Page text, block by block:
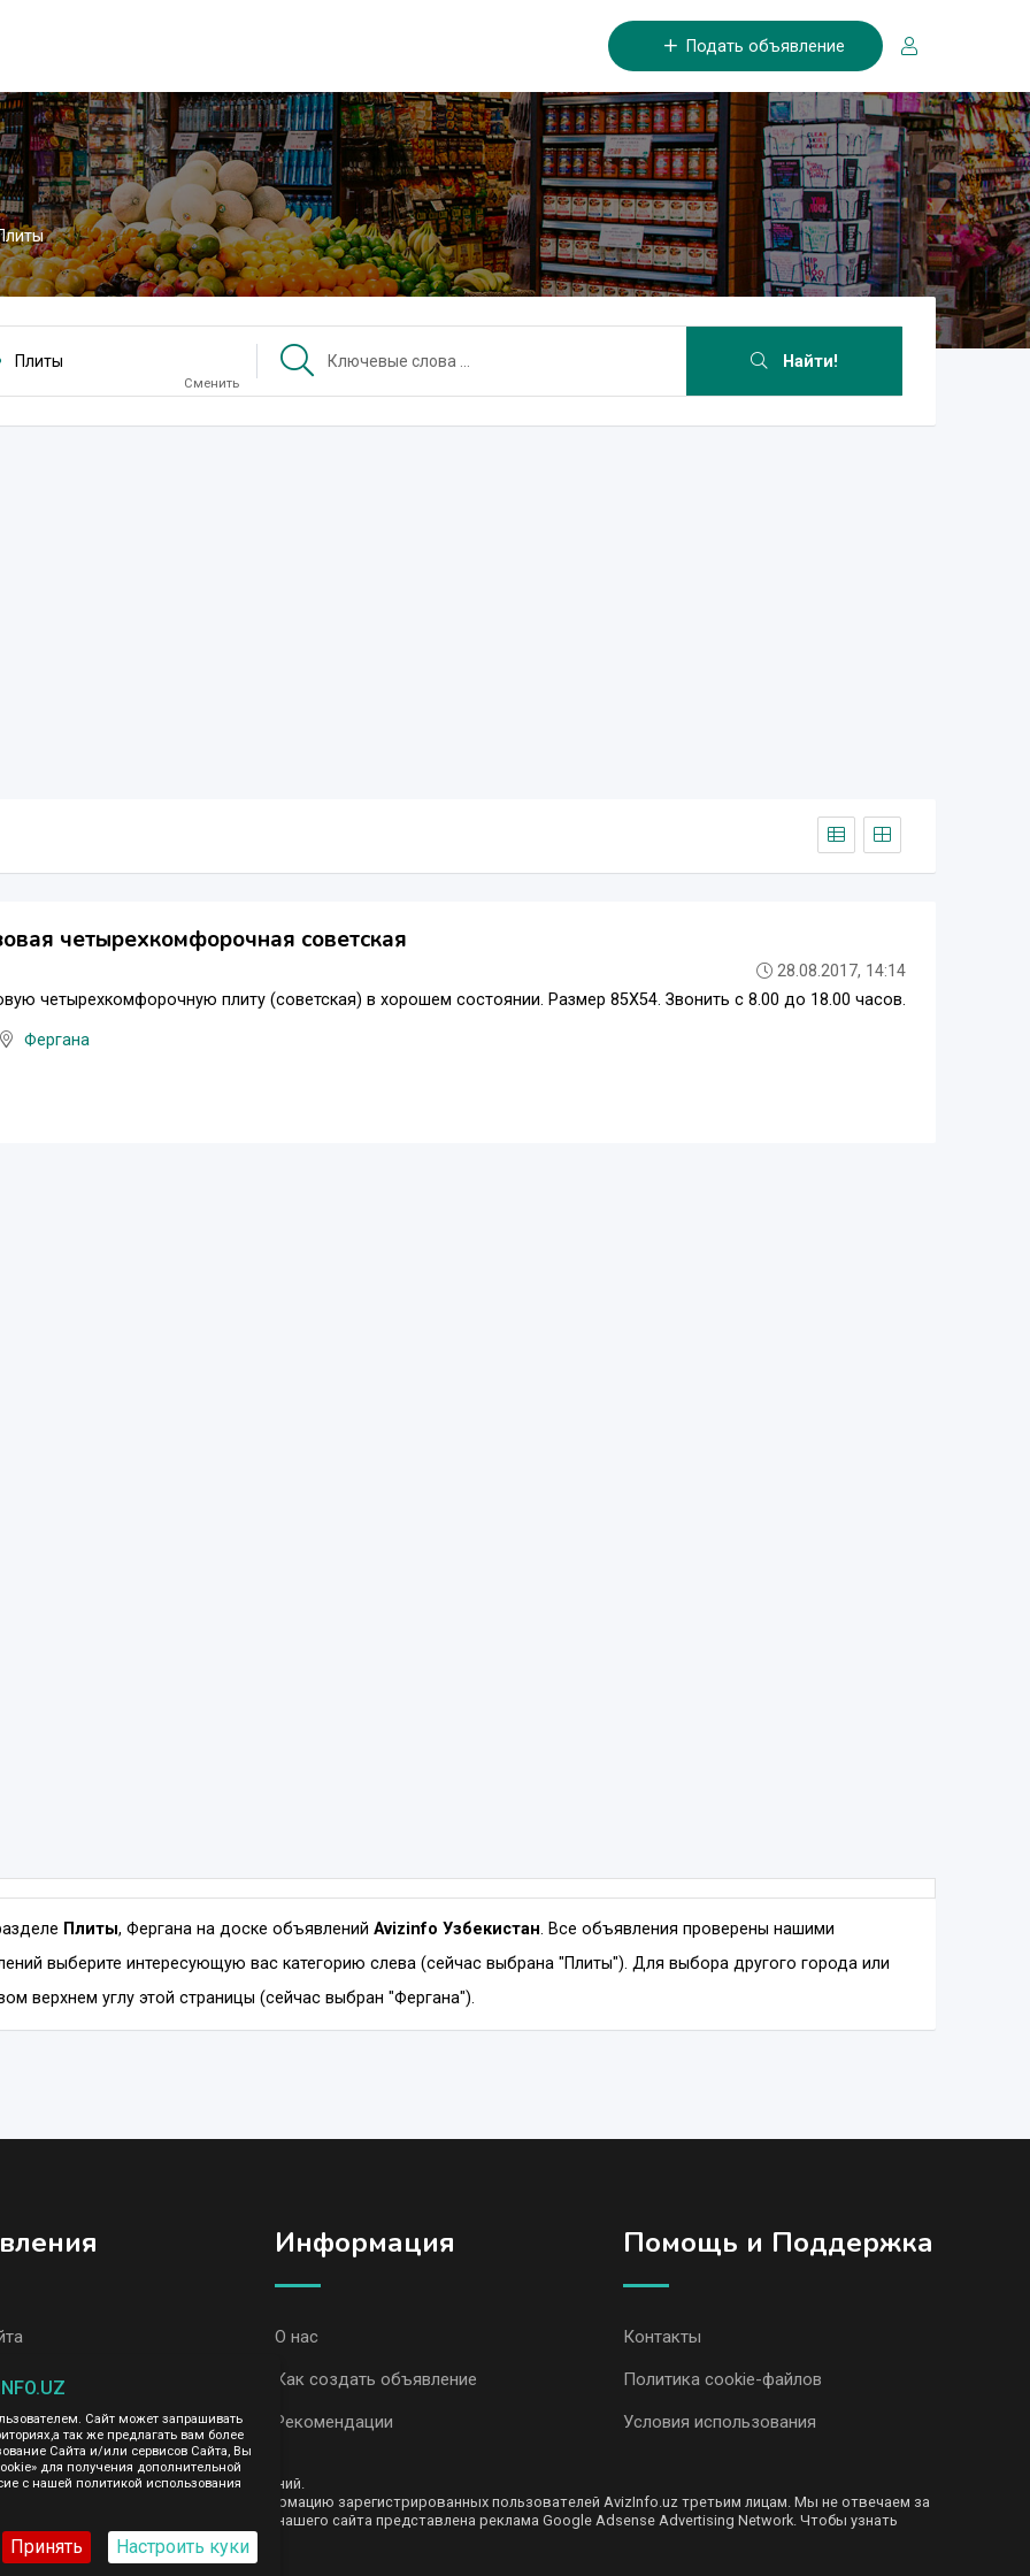
Подать объявление
Плиты
Сменить
Найти!
четырехкомфорочная советская
28.08.2017, 14:14
четырехкомфорочную плиту (советская) в хорошем состоянии. Размер 85Х54. Звонить с 8.00 до 18.00 часов.
Фергана
Плиты, Фергана на доске объявлений Avizinfo Узбекистан. Все объявления проверены нашими
выберите интересующую вас категорию слева (сейчас выбрана "Плиты"). Для выбора другого города или
верхнем углу этой страницы (сейчас выбран "Фергана").
Фергана
AvizInfo
Информация
О нас
Как создать объявление
Рекомендации
Помощь и Поддержка
Контакты
Политика cookie-файлов
Условия использования
за содержание размещенных объявлений.
передаем и не продаем личную информацию зарегистрированных пользователей AvizInfo.uz третьим лицам. Мы не отвечаем за
AvizInfo.uz. На некоторых страницах нашего сайта представлена реклама Google Adsense Advertising Network. Чтобы узнать
тут.
Сайт может запрашивать
так же предлагать вам более
Сайта и/или сервисов Сайта, Вы
для получения дополнительной
с нашей политикой использования
Принять Настроить куки